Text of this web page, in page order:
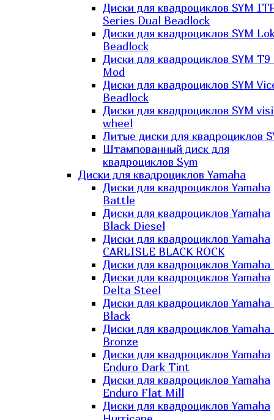
Диски для квадроциклов SYM
Series Dual Beadlock
Диски для квадроциклов SYM
Beadlock
Диски для квадроциклов SYM T9
Mod
Диски для квадроциклов SYM
Beadlock
Диски для квадроциклов SYM
wheel
Литые диски для квадроциклов
Штампованный диск для
квадроциклов Sym
Диски для квадроциклов Yamaha
Диски для квадроциклов Yamaha
Battle
Диски для квадроциклов Yamaha
Black Diesel
Диски для квадроциклов Yamaha
CARLISLE BLACK ROCK
Диски для квадроциклов Yamaha
Диски для квадроциклов Yamaha
Delta Steel
Диски для квадроциклов
Black
Диски для квадроциклов
Bronze
Диски для квадроциклов Yamaha
Enduro Dark Tint
Диски для квадроциклов Yamaha
Enduro Flat Mill
Диски для квадроциклов Yamaha